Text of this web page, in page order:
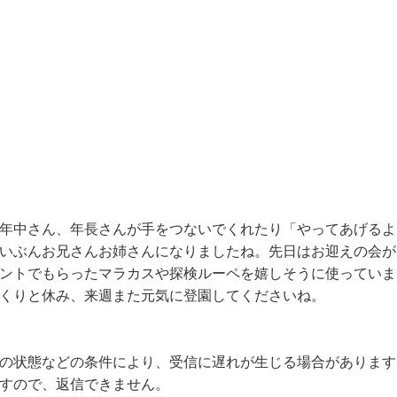
中さん、年長さんが手をつないでくれたり「やってあげる
ぶんお兄さんお姉さんになりましたね。先日はお迎えの会
トでもらったマラカスや探検ルーペを嬉しそうに使ってい
りと休み、来週また元気に登園してくださいね。
状態などの条件により、受信に遅れが生じる場合がありま
ので、返信できません。